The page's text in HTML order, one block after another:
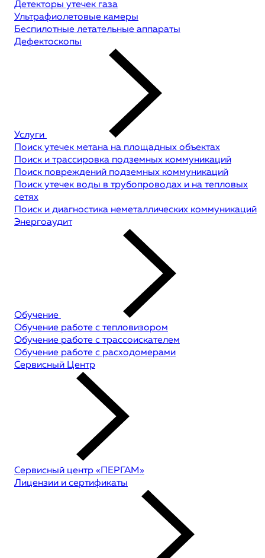
Детекторы утечек газа
Ультрафиолетовые камеры
Беспилотные летательные аппараты
Дефектоскопы
Услуги
Поиск утечек метана на площадных объектах
Поиск и трассировка подземных коммуникаций
Поиск повреждений подземных коммуникаций
Поиск утечек воды в трубопроводах и на тепловых
сетях
Поиск и диагностика неметаллических коммуникаций
Энергоаудит
Обучение
Обучение работе с тепловизором
Обучение работе с трассоискателем
Обучение работе с расходомерами
Сервисный Центр
Сервисный центр «ПЕРГАМ»
Лицензии и сертификаты